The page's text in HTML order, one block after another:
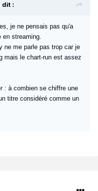
dit :
je ne pensais pas qu'a
en streaming.
ne me parle pas trop car je
mais le chart-run est assez
: à combien se chiffre une
titre considéré comme un